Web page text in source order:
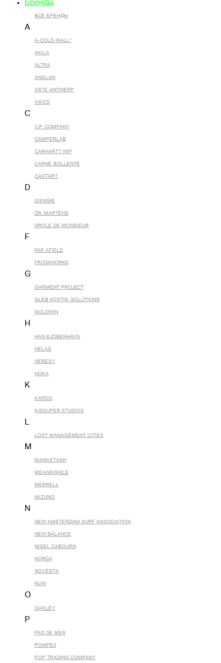
Бренды
ВСЕ БРЕНДЫ
A
A-COLD-WALL*
AKILA
ALTRA
ANGLAN
ARTE ANTWERP
ASICS
C
C.P. COMPANY
CAMPERLAB
CARHARTT WIP
CARNE BOLLENTE
CASTART
D
DIEMME
DR. MARTENS
DROLE DE MONSIEUR
F
FAR AFIELD
FRIZMWORKS
G
GARMENT PROJECT
GLEB KOSTIN .SOLUTIONS
GOLDWIN
H
HAN KJOBENHAVN
HELAS
HERESY
HOKA
K
KARDO
KIDSUPER STUDIOS
L
LOST MANAGEMENT CITIES
M
MANASTASH
MEANSWHILE
MERRELL
MIZUNO
N
NEW AMSTERDAM SURF ASSOCIATION
NEW BALANCE
NIGEL CABOURN
NORDA
NOVESTA
NUW
O
OAKLEY
P
PAS DE MER
POMPEII
POP TRADING COMPANY